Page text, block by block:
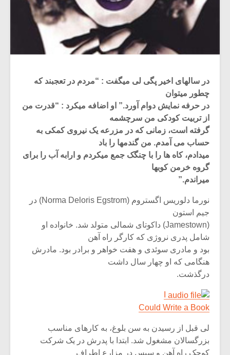
در سالهای اخیر پگی لی میگفت : “مردم در تعجبند که
چطور میتوان
در حرفه نمایش دوام آورد.” او اضافه میکرد : “قدرت من
از تربیت کودکی من سرچشمه
گرفته است، زمانی که در مزرعه یک نیروی کمکی به
حساب می آمدم. من گندمها را باد
میدادم، کاه ها را با چنگک جمع میکردم و ارابه آب را برای
گروه خرمن کوبها
میراندم.”
نورما دلوریس اگستروم (Norma Deloris Egstrom) در
جیم استون
(Jamestown) داکوتای شمالی متولد شد. خانواده او
شامل پدری نروژی که کارگر راه آهن
بود و مادری سوئدی و هفت خواهر و برادر بود. مادرش
هنگامی که او چهار سال داشت
درگذشت.
Could Write a Book
لی قبل از رسیدن به سن بلوغ، به کارهای مناسب
بزرگسالان مشغول شد. ابتدا با پدرش در یک شرکت
کوچک راه آهن و سپس در مزارع اطراف
میکلوش روژا